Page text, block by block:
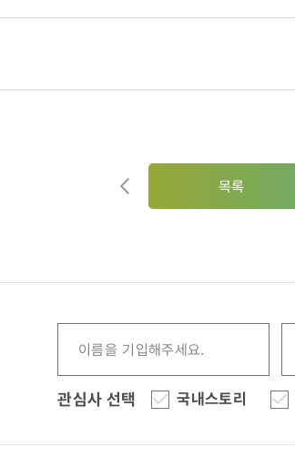
목록
관심사 선택 국내스토리